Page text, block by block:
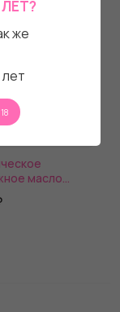
масло
же